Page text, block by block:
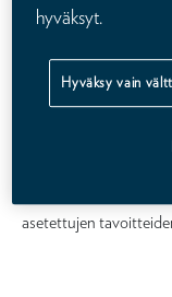
Kaleva otti vuonna
koskevan
sijoitustoiminnan
asetettujen
hyväksyt.
Hyväksy vain